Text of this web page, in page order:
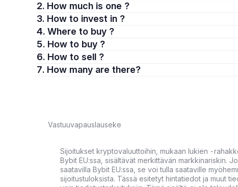
2. How much is one ?
3. How to invest in ?
4. Where to buy ?
5. How to buy ?
6. How to sell ?
7. How many are there?
Vastuuvapauslauseke
Sijoitukset kryptovaluuttoihin, mukaan lukien -
Bybit EU:ssa, sisältävät merkittävän markkinariskin.
saatavilla Bybit EU:ssa, se voi tulla saataville
sijoitustuloksista. Tässä esitetyt hintatiedot ja muut